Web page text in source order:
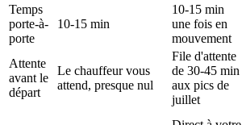
Temps
porte-à-
porte
10-15 min
10-15 min
une fois en
mouvement
Attente
avant le
départ
Le chauffeur vous
attend, presque nul
File d'attente
de 30-45 min
aux pics de
juillet